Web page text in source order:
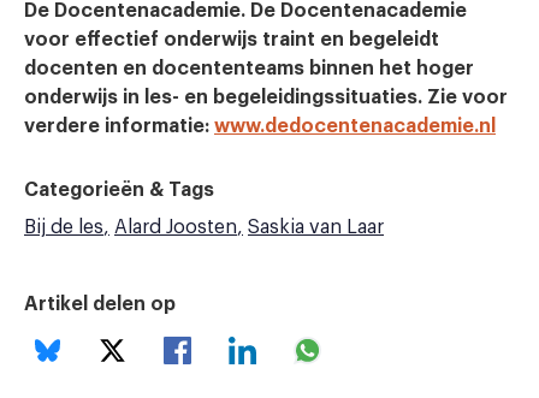
De Docentenacademie. De Docentenacademie
voor effectief onderwijs traint en begeleidt
docenten en docententeams binnen het hoger
onderwijs in les- en begeleidingssituaties. Zie voor
verdere informatie: www.dedocentenacademie.nl
Categorieën & Tags
Bij de les
Alard Joosten Saskia van Laar
Artikel delen op